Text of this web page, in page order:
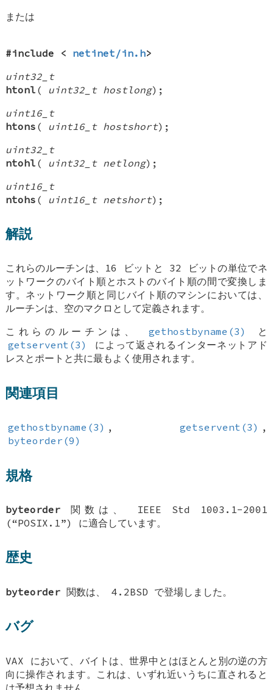
または
#include < netinet/in.h>
uint32_t
htonl ( uint32_t hostlong);
uint16_t
htons ( uint16_t hostshort);
uint32_t
ntohl ( uint32_t netlong);
uint16_t
ntohs ( uint16_t netshort);
解説
これらのルーチンは、16 ビットと 32 ビットの単位でネ
ットワークのバイト順とホストのバイト順の間で変換しま
す。ネットワーク順と同じバイト順のマシンにおいては、
ルーチンは、空のマクロとして定義されます。
これらのルーチンは、
gethostbyname(3)
と
getservent(3)
によって返されるインターネットアド
レスとポートと共に最もよく使用されます。
関連項目
gethostbyname(3) , getservent(3) ,
byteorder(9)
規格
byteorder 関数は、 IEEE Std 1003.1-2001
(“POSIX.1”) に適合しています。
歴史
byteorder 関数は、4.2BSD で登場しました。
バグ
VAX において、バイトは、世界中とはほとんと別の逆の方
向に操作されます。これは、いずれ近いうちに直されると
は予想されません。